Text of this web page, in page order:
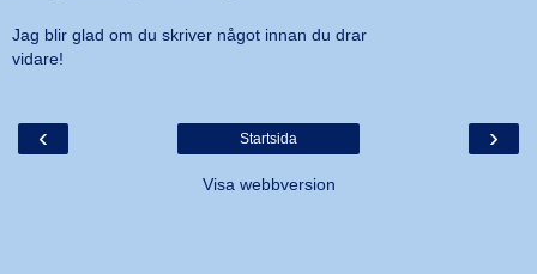
Jag blir glad om du skriver något innan du drar
vidare!
‹ ›
Startsida
Visa webbversion